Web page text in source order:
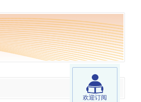
MORE
欢迎订阅